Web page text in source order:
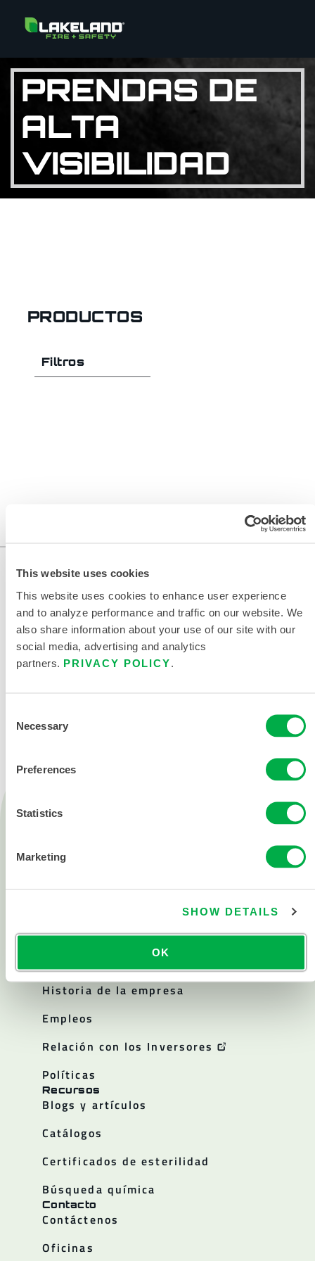
This website uses cookies
This website uses cookies to enhance user experience
and to analyze performance and traffic on our website. We
also share information about your use of our site with our
social media, advertising and analytics
partners. PRIVACY POLICY
Selection
Necessary
Preferences
Statistics
Marketing
SHOW DETAILS
OK
PRENDAS DE
ALTA
VISIBILIDAD
PRODUCTOS
Filtros
Fuego
Acerca de Lakeland
Historia de la empresa
Empleos
Relación con los Inversores
Políticas
Recursos
Blogs y artículos
Catálogos
Certificados de esterilidad
Búsqueda química
Contacto
Contáctenos
Oficinas